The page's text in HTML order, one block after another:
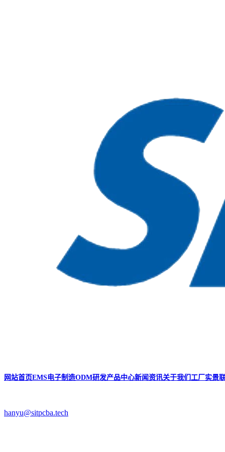
网站首页EMS电子制造ODM研发产品中心新闻资讯关于我们 工厂实景
hanyu@sitpcba.tech